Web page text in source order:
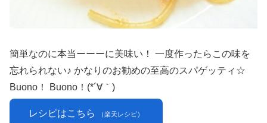
簡単なのに本当ーーーに美味い！ 一度作ったらこの味を
忘れられない♪ かなりのお勧めの至高のスパゲッティ☆
Buono！ Buono！(*´∀｀)
レシピはこちら （楽天レシピ）